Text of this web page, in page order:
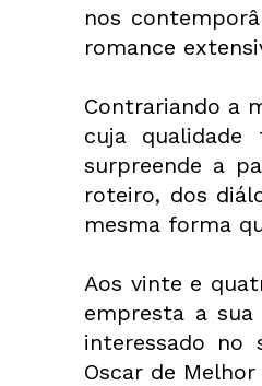
nos
romance
Contrariando a
cuja qualidade
surpreende a
roteiro, dos
mesma forma
Aos vinte e
empresta a
interessado
Oscar de Melhor